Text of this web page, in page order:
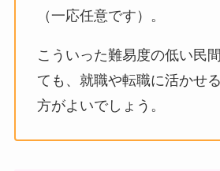
（一応任意です）。
こういった難易度の低い民
ても、就職や転職に活かせ
方がよいでしょう。